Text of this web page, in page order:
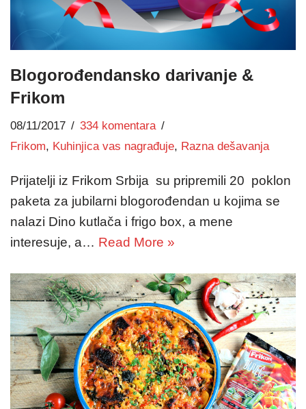
Blogorođendansko darivanje &
Frikom
08/11/2017
334 komentara
Frikom, Kuhinjica vas nagrađuje, Razna dešavanja
Prijatelji iz Frikom Srbija su pripremili 20 poklon
paketa za jubilarni blogorođendan u kojima se
nalazi Dino kutlača i frigo box, a mene
interesuje, a… Read More »